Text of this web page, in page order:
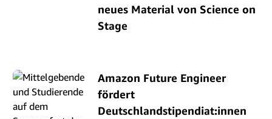
neues Material von Science on
Stage
Amazon Future Engineer
fördert
Deutschlandstipendiat:innen